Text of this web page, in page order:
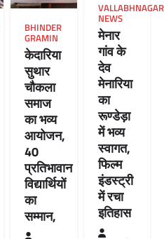
BHINDER
GRAMIN
केदारिया
सुथार
चौकला
समाज
का भव्य
आयोजन,
40
प्रतिभावान
विद्यार्थियों
का
सम्मान,
VALLABHNAGAR
NEWS
मेनार
गांव के
देव
मेनारिया
का
रूण्डेड़ा
में भव्य
स्वागत,
फिल्म
इंडस्ट्री
में रचा
इतिहास